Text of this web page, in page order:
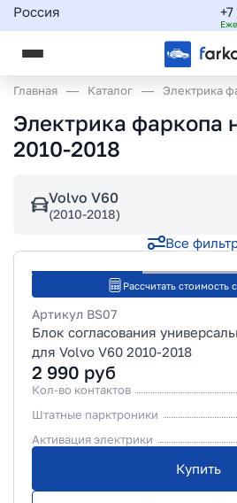
Россия
Главная Каталог Электрика
Электрика фаркопа
2010-2018
Volvo V60
(2010-2018)
Все
Рассчитать стоимость
Артикул BS07
Блок согласования
для Volvo V60 2010-2018
2 990 руб
Кол-во контактов
Штатные парктроники
Активация электрики
Купить